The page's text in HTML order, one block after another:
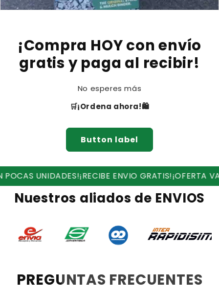
¡Compra HOY con envío
gratis y paga al recibir!
No esperes más
🛒¡Ordena ahora!🛍
Button label
¡RECIBE ENVIO GRATIS!¡OFERTA VALIDA HASTA
Nuestros aliados de ENVIOS
PREGUNTAS FRECUENTES